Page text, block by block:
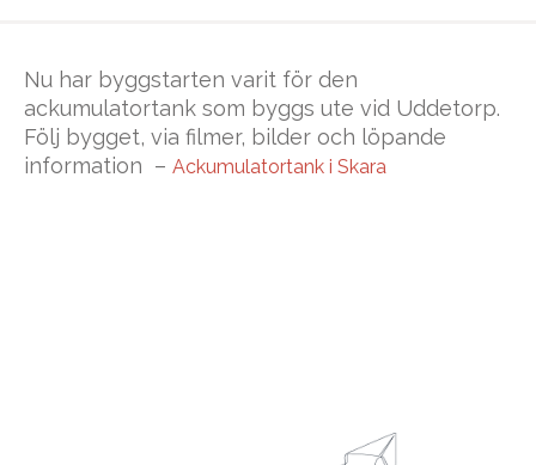
Nu har byggstarten varit för den
ackumulatortank som byggs ute vid Uddetorp.
Följ bygget, via filmer, bilder och löpande
information – Ackumulatortank i Skara